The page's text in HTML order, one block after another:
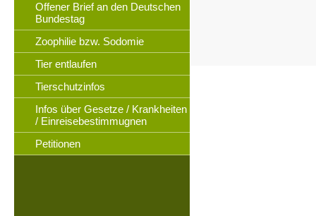
Offener Brief an den Deutschen
Bundestag
Zoophilie bzw. Sodomie
Tier entlaufen
Tierschutzinfos
Infos über Gesetze / Krankheiten
/ Einreisebestimmugnen
Petitionen